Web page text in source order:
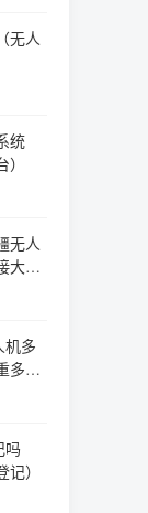
无人
统
无人
大疆
机多
多
吗
）